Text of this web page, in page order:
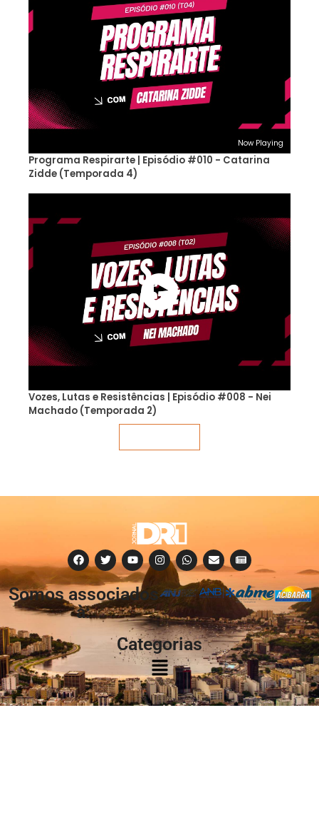
Now Playing
Programa Respirarte | Episódio #010 - Catarina
Zidde (Temporada 4)
Vozes, Lutas e Resistências | Episódio #008 - Nei
Machado (Temporada 2)
Somos associados
à:
Categorias